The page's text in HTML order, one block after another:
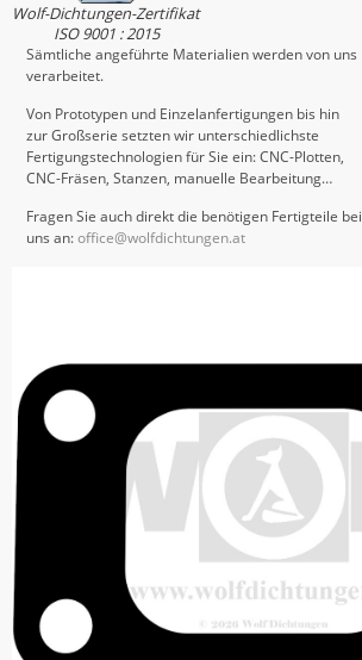
Wolf-Dichtungen-Zertifikat
ISO 9001 : 2015
Sämtliche angeführte Materialien werden von uns
verarbeitet.
Von Prototypen und Einzelanfertigungen bis hin
zur Großserie setzten wir unterschiedlichste
Fertigungstechnologien für Sie ein: CNC-Plotten,
CNC-Fräsen, Stanzen, manuelle Bearbeitung…
Fragen Sie auch direkt die benötigen Fertigteile bei
uns an:office@wolfdichtungen.at